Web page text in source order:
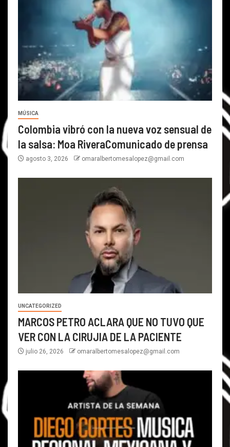
MÚSICA
Colombia vibró con la nueva voz sensual de
la salsa: Moa RiveraComunicado de prensa
agosto 3, 2026 omaralbertomesalopez@gmail.com
UNCATEGORIZED
MARCOS PETRO ACLARA QUE NO TUVO QUE
VER CON LA CIRUJIA DE LA PACIENTE
julio 26, 2026 omaralbertomesalopez@gmail.com